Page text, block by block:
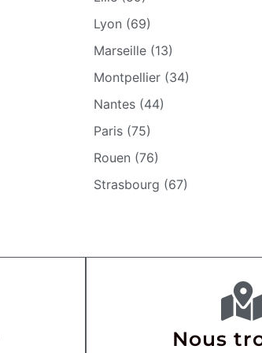
Lyon (69)
Marseille (13)
Montpellier (34)
Nantes (44)
Paris (75)
Rouen (76)
Strasbourg (67)
Nous